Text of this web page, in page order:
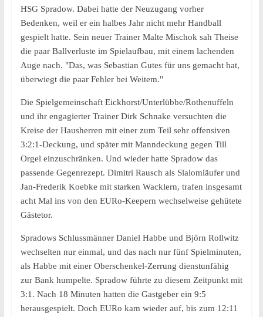
HSG Spradow. Dabei hatte der Neuzugang vorher
Bedenken, weil er ein halbes Jahr nicht mehr Handball
gespielt hatte. Sein neuer Trainer Malte Mischok sah Theise
die paar Ballverluste im Spielaufbau, mit einem lachenden
Auge nach. "Das, was Sebastian Gutes für uns gemacht hat,
überwiegt die paar Fehler bei Weitem."
Die Spielgemeinschaft Eickhorst/Unterlübbe/Rothenuffeln
und ihr engagierter Trainer Dirk Schnake versuchten die
Kreise der Hausherren mit einer zum Teil sehr offensiven
3:2:1-Deckung, und später mit Manndeckung gegen Till
Orgel einzuschränken. Und wieder hatte Spradow das
passende Gegenrezept. Dimitri Rausch als Slalomläufer und
Jan-Frederik Koebke mit starken Wacklern, trafen insgesamt
acht Mal ins von den EURo-Keepern wechselweise gehütete
Gästetor.
Spradows Schlussmänner Daniel Habbe und Björn Rollwitz
wechselten nur einmal, und das nach nur fünf Spielminuten,
als Habbe mit einer Oberschenkel-Zerrung dienstunfähig
zur Bank humpelte. Spradow führte zu diesem Zeitpunkt mit
3:1. Nach 18 Minuten hatten die Gastgeber ein 9:5
herausgespielt. Doch EURo kam wieder auf, bis zum 12:11